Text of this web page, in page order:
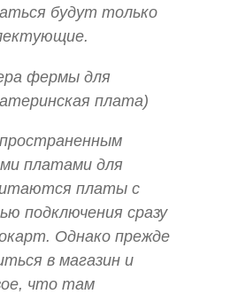
будут только
фермы для
плата)
платами для
платы с
подключения сразу
Однако прежде
в магазин и
что там